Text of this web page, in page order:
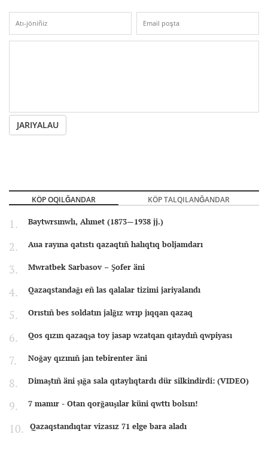
JARIYALAU
KÖP OQILĞANDAR KÖP TALQILANĞANDAR
Baytwrsınwlı, Ahmet (1873—1938 jj.)
Aua rayına qatıstı qazaqtıñ halıqtıq boljamdarı
Mwratbek Sarbasov – Şofer äni
Qazaqstandağı eñ las qalalar tizimi jariyalandı
Orıstıñ bes soldatın jalğız wrıp jıqqan qazaq
Qos qızın qazaqşa toy jasap wzatqan qıtaydıñ qwpiyası
Noğay qızınıñ jan tebirenter äni
Dimaştıñ äni şığa sala qıtaylıqtardı dür silkindirdi: (VIDEO)
7 mamır - Otan qorğauşılar küni qwttı bolsın!
Qazaqstandıqtar vizasız 71 elge bara aladı